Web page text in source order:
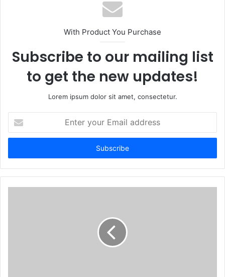
With Product You Purchase
Subscribe to our mailing list
to get the new updates!
Lorem ipsum dolor sit amet, consectetur.
your
Email